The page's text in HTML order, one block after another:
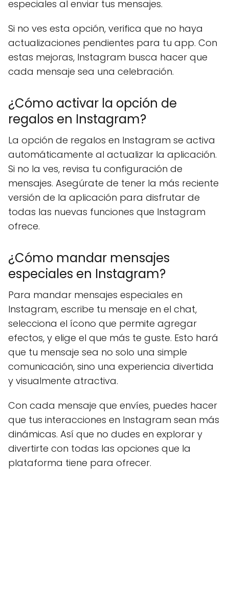
especiales al enviar tus mensajes.
Si no ves esta opción, verifica que no haya
actualizaciones pendientes para tu app. Con
estas mejoras, Instagram busca hacer que
cada mensaje sea una celebración.
¿Cómo activar la opción de
regalos en Instagram?
La opción de regalos en Instagram se activa
automáticamente al actualizar la aplicación.
Si no la ves, revisa tu configuración de
mensajes. Asegúrate de tener la más reciente
versión de la aplicación para disfrutar de
todas las nuevas funciones que Instagram
ofrece.
¿Cómo mandar mensajes
especiales en Instagram?
Para mandar mensajes especiales en
Instagram, escribe tu mensaje en el chat,
selecciona el ícono que permite agregar
efectos, y elige el que más te guste. Esto hará
que tu mensaje sea no solo una simple
comunicación, sino una experiencia divertida
y visualmente atractiva.
Con cada mensaje que envíes, puedes hacer
que tus interacciones en Instagram sean más
dinámicas. Así que no dudes en explorar y
divertirte con todas las opciones que la
plataforma tiene para ofrecer.